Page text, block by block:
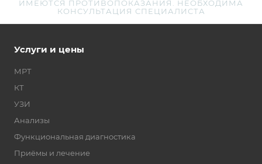
ИМЕЮТСЯ ПРОТИВОПОКАЗАНИЯ. НЕОБХОДИМА
КОНСУЛЬТАЦИЯ СПЕЦИАЛИСТА
Услуги и цены
МРТ
КТ
УЗИ
Анализы
Функциональная диагностика
Приёмы и лечение